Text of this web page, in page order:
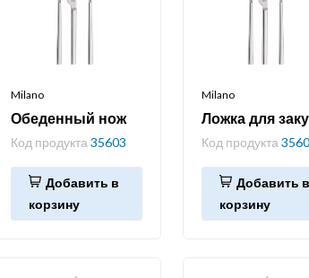
Milano
Обеденный нож
Код продукта35603
Добавить в
корзину
Milano
Ложка для
Код продукта
Добавить
корзину